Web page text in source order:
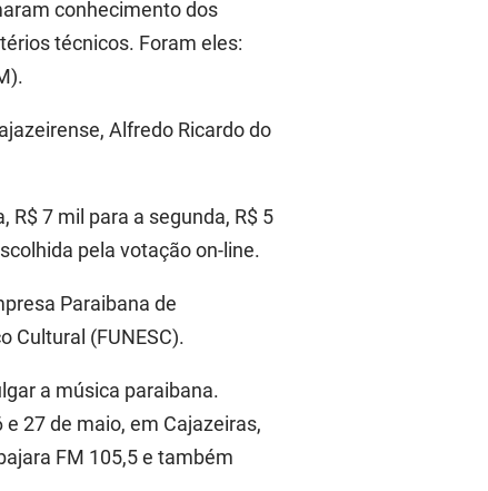
conhecimento dos
técnicos. Foram eles:
Alfredo Ricardo do
R$ 7 mil para a segunda, R$ 5
pela votação on-line.
Paraibana de
Cultural (FUNESC).
a música paraibana.
27 de maio, em Cajazeiras,
FM 105,5 e também